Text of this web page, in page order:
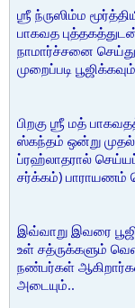
ஶ்ரீ ந்ருஸிம்ம
பாகவத
நாமார்ச்சனை
முறைப்படி
பிறகு ஶ்ரீ மத்
ஸ்கந்தம் ஒன்று
ப்ரஹ்லாதரால்
சர்க்கம்) பாராயணம்
இவ்வாறு இவரை
உள் சத்ருக்களும்
நண்பர்கள்
அடையும்..